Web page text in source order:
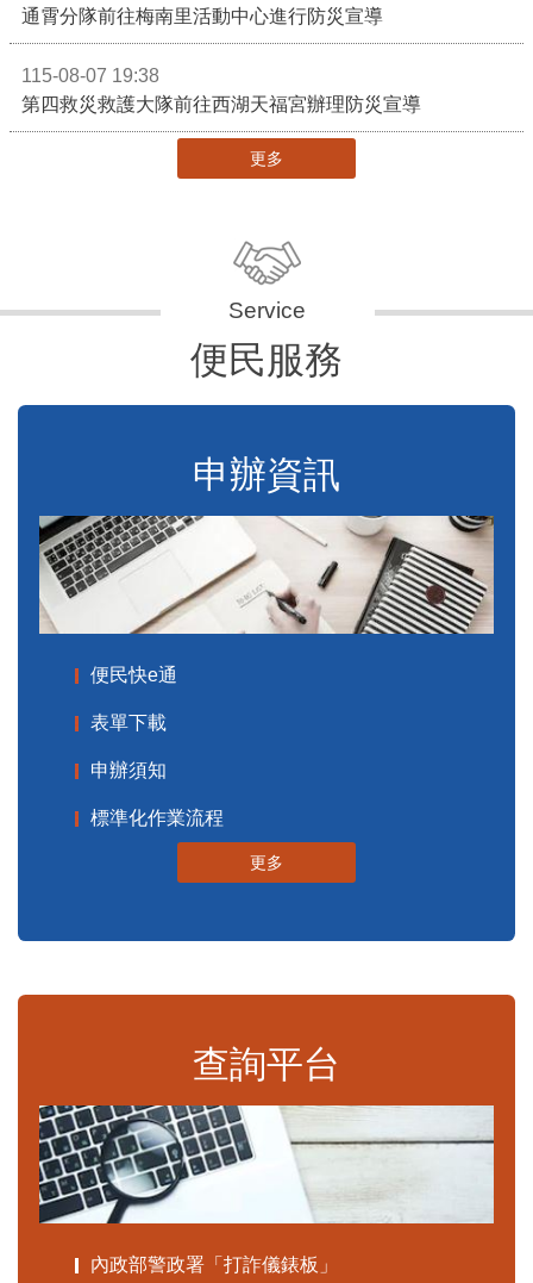
通霄分隊前往梅南里活動中心進行防災宣導
115-08-07 19:38
第四救災救護大隊前往西湖天福宮辦理防災宣導
更多
便民服務
申辦資訊
便民快e通
表單下載
申辦須知
標準化作業流程
更多
查詢平台
內政部警政署「打詐儀錶板」